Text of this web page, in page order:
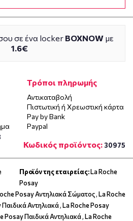
σε ένα locker BOXNOW με
1.6€
Τρόποι πληρωμής
Αντικαταβολή
Πιστωτική ή Χρεωστική κάρτα
Pay by Bank
Paypal
Κωδικός προϊόντος: 30975
Προϊόν της εταιρείας:La Roche
Posay
Posay Αντηλιακά Σώματος,La Roche
Αντηλιακά,La Roche Posay
Posay Παιδικά Αντηλιακά,La Roche